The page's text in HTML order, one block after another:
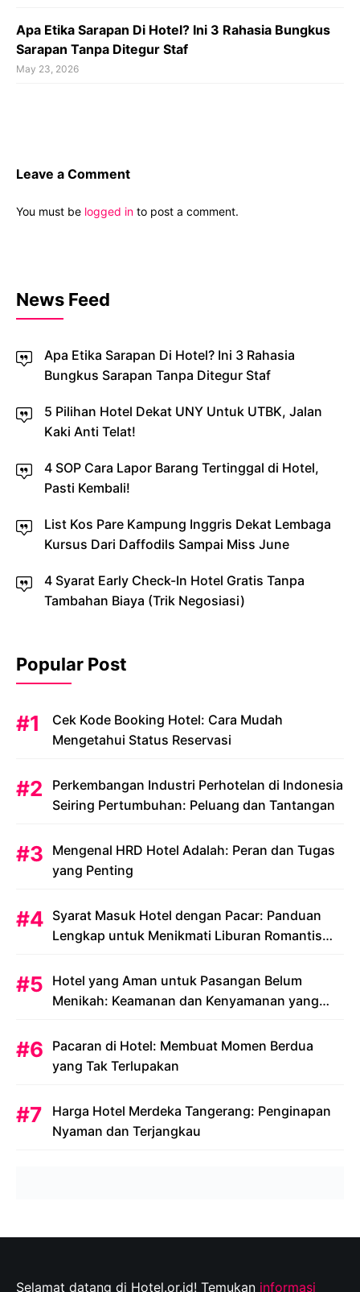
Apa Etika Sarapan Di Hotel? Ini 3 Rahasia Bungkus
Sarapan Tanpa Ditegur Staf
May 23, 2026
Leave a Comment
You must be logged in to post a comment.
News Feed
Apa Etika Sarapan Di Hotel? Ini 3 Rahasia
Bungkus Sarapan Tanpa Ditegur Staf
5 Pilihan Hotel Dekat UNY Untuk UTBK, Jalan
Kaki Anti Telat!
4 SOP Cara Lapor Barang Tertinggal di Hotel,
Pasti Kembali!
List Kos Pare Kampung Inggris Dekat Lembaga
Kursus Dari Daffodils Sampai Miss June
4 Syarat Early Check-In Hotel Gratis Tanpa
Tambahan Biaya (Trik Negosiasi)
Popular Post
Cek Kode Booking Hotel: Cara Mudah
Mengetahui Status Reservasi
Perkembangan Industri Perhotelan di Indonesia
Seiring Pertumbuhan: Peluang dan Tantangan
Mengenal HRD Hotel Adalah: Peran dan Tugas
yang Penting
Syarat Masuk Hotel dengan Pacar: Panduan
Lengkap untuk Menikmati Liburan Romantis
Hotel yang Aman untuk Pasangan Belum
Menikah: Keamanan dan Kenyamanan yang
Pacaran di Hotel: Membuat Momen Berdua
yang Tak Terlupakan
Harga Hotel Merdeka Tangerang: Penginapan
Nyaman dan Terjangkau